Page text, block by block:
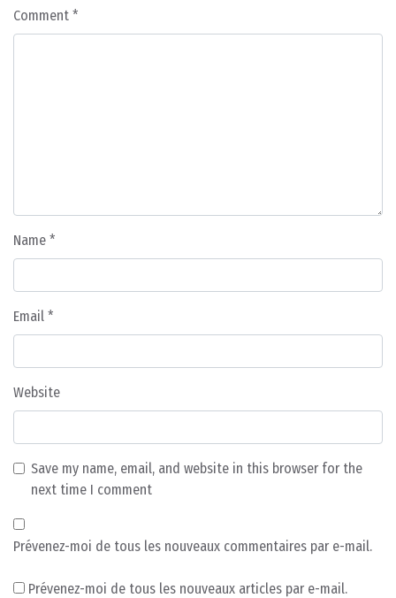
Comment *
Name *
Email *
Website
Save my name, email, and website in this browser for the
next time I comment
Prévenez-moi de tous les nouveaux commentaires par e-mail.
Prévenez-moi de tous les nouveaux articles par e-mail.